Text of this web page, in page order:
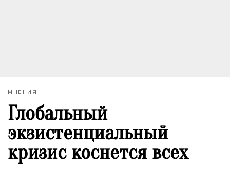
МНЕНИЯ
Глобальный
экзистенциальный
кризис коснется всех